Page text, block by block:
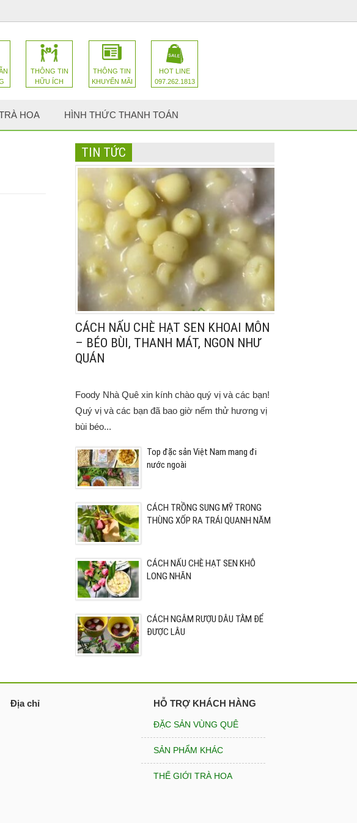
THÔNG TIN
HỮU ÍCH
THÔNG TIN
KHUYẾN MÃI
HOT LINE
097.262.1813
HOA HÌNH THỨC THANH TOÁN
TIN TỨC
CÁCH NẤU CHÈ HẠT SEN KHOAI MÔN
– BÉO BÙI, THANH MÁT, NGON NHƯ
QUÁN
Foody Nhà Quê xin kính chào quý vị và các bạn!
Quý vị và các bạn đã bao giờ nếm thử hương vị
bùi béo...
Top đặc sản Việt Nam mang đi
nước ngoài
CÁCH TRỒNG SUNG MỸ TRONG
THÙNG XỐP RA TRÁI QUANH NĂM
CÁCH NẤU CHÈ HẠT SEN KHÔ
LONG NHÃN
CÁCH NGÂM RƯỢU DÂU TẰM ĐỂ
ĐƯỢC LÂU
Địa chỉ HỖ TRỢ KHÁCH HÀNG
ĐẶC SẢN VÙNG QUÊ
SẢN PHẨM KHÁC
THẾ GIỚI TRÀ HOA